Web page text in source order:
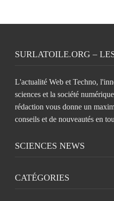
SURLATOILE.ORG –
L'actualité Web et Techno,
sciences et la société
rédaction vous donne un
conseils et de nouveautés en
SCIENCES NEWS
CATÉGORIES